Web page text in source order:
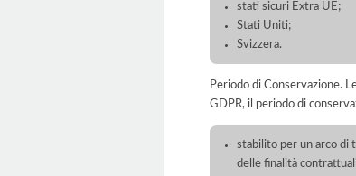
stati sicuri Extra UE;
Stati Uniti;
Svizzera.
Periodo di Conservazione.
GDPR, il periodo di
stabilito per un arco di
delle finalità